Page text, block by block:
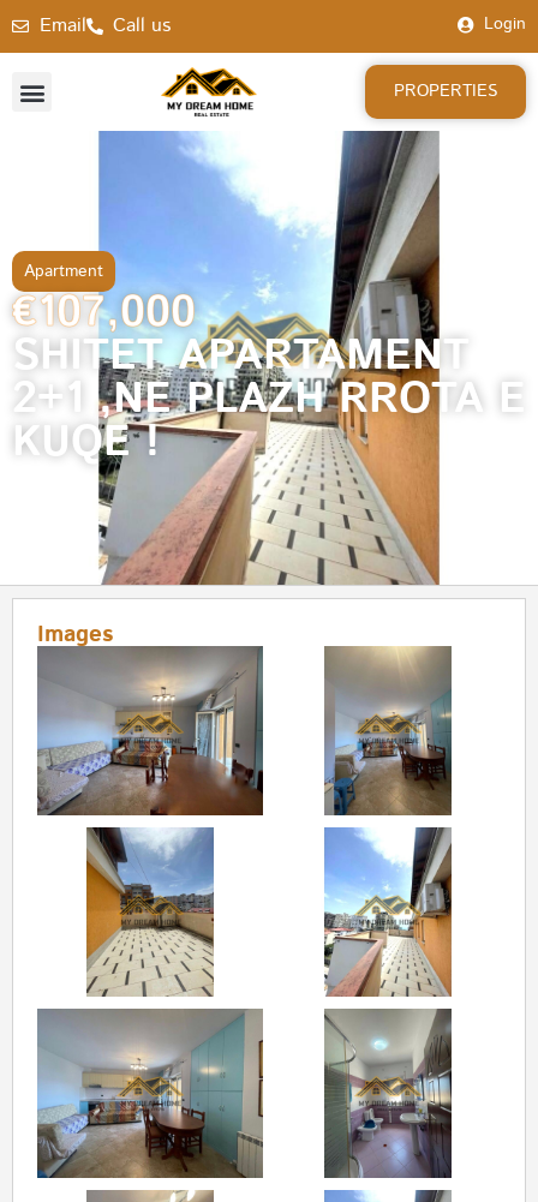
Email Call us Login
PROPERTIES
Apartment
€107,000
SHITET APARTAMENT
2+1 ,NE PLAZH RROTA E
KUQE !
Images